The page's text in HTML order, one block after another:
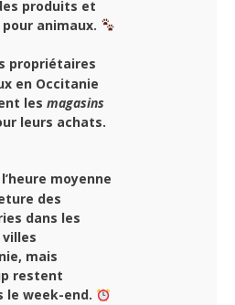
produits et
animaux.
propriétaires
en Occitanie
les magasins
leurs achats.
moyenne
des
dans les
mais
restent
le week-end.